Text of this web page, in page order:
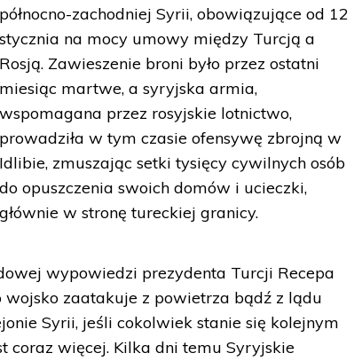
północno-zachodniej Syrii, obowiązujące od 12
stycznia na mocy umowy między Turcją a
Rosją. Zawieszenie broni było przez ostatni
miesiąc martwe, a syryjska armia,
wspomagana przez rosyjskie lotnictwo,
prowadziła w tym czasie ofensywę zbrojną w
Idlibie, zmuszając setki tysięcy cywilnych osób
do opuszczenia swoich domów i ucieczki,
głównie w stronę tureckiej granicy.
wypowiedzi prezydenta Turcji Recepa
wojsko zaatakuje z powietrza bądź z lądu
Syrii, jeśli cokolwiek stanie się kolejnym
coraz więcej. Kilka dni temu Syryjskie